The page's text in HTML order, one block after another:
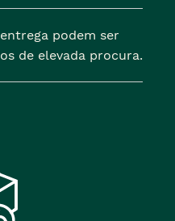
podem ser
de elevada procura.